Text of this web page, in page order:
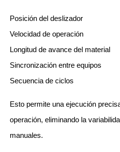
Posición del deslizador
Velocidad de operación
Longitud de avance del material
Sincronización entre equipos
Secuencia de ciclos
Esto permite una ejecución
operación, eliminando la
manuales.